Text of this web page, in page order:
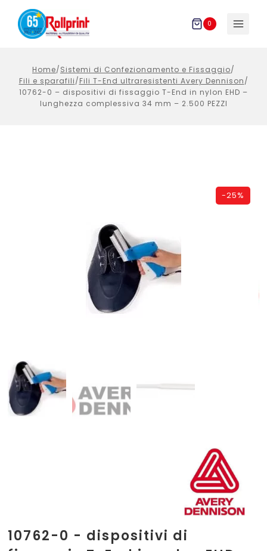
Salta
contenuto
0
Home/Sistemi di Confezionamento e Fissaggio/
Fili e sparafili/Fili T-End ultraresistenti Avery Dennison/
10762-0 – dispositivi di fissaggio T-End in nylon EHD –
lunghezza complessiva 34 mm – 2.500 PEZZI
-25%
10762-0 - dispositivi di